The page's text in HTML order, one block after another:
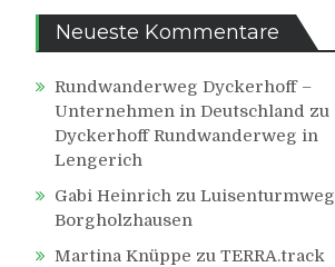
Neueste Kommentare
Rundwanderweg Dyckerhoff –
Unternehmen in Deutschland zu
Dyckerhoff Rundwanderweg in
Lengerich
Gabi Heinrich zu Luisenturmweg
Borgholzhausen
Martina Knüppe zu TERRA.track